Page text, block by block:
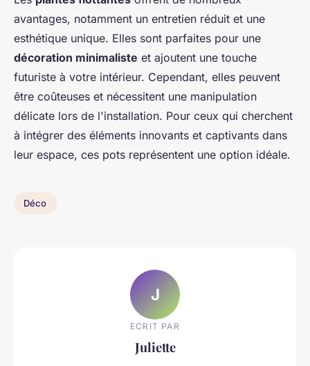
avantages, notamment un entretien réduit et une
esthétique unique. Elles sont parfaites pour une
décoration minimaliste et ajoutent une touche
futuriste à votre intérieur. Cependant, elles peuvent
être coûteuses et nécessitent une manipulation
délicate lors de l'installation. Pour ceux qui cherchent
à intégrer des éléments innovants et captivants dans
leur espace, ces pots représentent une option idéale.
Déco
J
ECRIT PAR
Juliette